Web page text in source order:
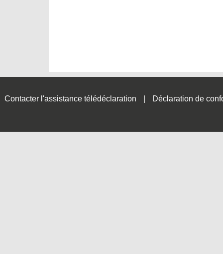
Contacter l'assistance télédéclaration Déclaration de